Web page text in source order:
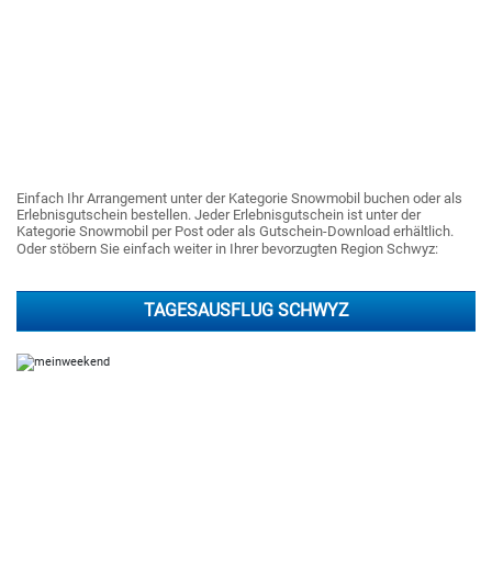
Einfach Ihr Arrangement unter der Kategorie Snowmobil buchen oder als
Erlebnisgutschein bestellen. Jeder Erlebnisgutschein ist unter der
Kategorie Snowmobil per Post oder als Gutschein-Download erhältlich.
Oder stöbern Sie einfach weiter in Ihrer bevorzugten Region Schwyz:
TAGESAUSFLUG SCHWYZ